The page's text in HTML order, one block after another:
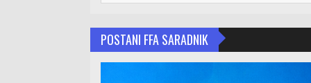
POSTANI FFA SARADNIK